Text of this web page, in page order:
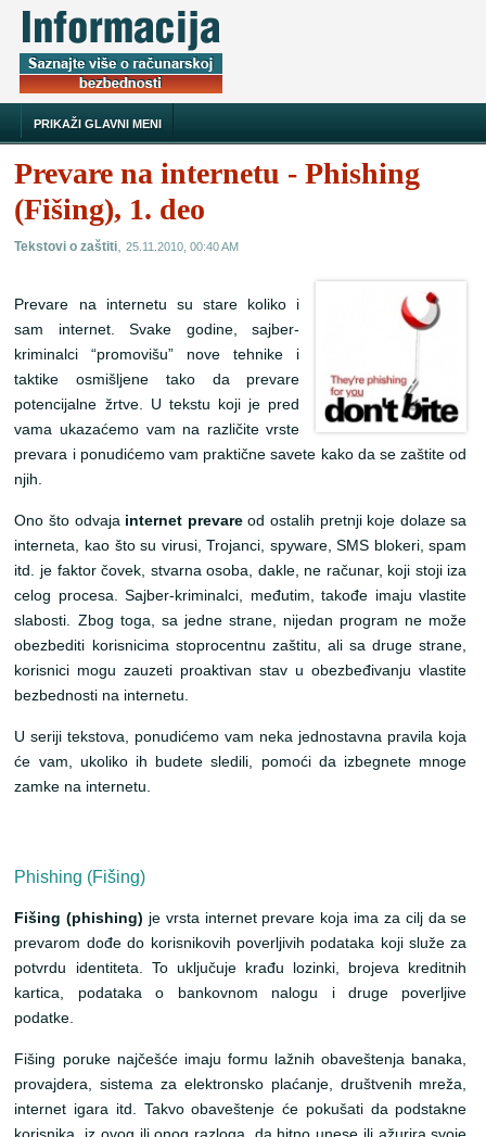
PRIKAŽI GLAVNI MENI
Prevare na internetu - Phishing
(Fišing), 1. deo
Tekstovi o zaštiti,25.11.2010, 00:40 AM
Prevare na internetu su stare koliko i
sam internet. Svake godine, sajber-
kriminalci “promovišu” nove tehnike i
taktike osmišljene tako da prevare
potencijalne žrtve. U tekstu koji je pred
vama ukazaćemo vam na različite vrste
prevara i ponudićemo vam praktične savete kako da se zaštite od
njih.
Ono što odvaja internet prevareod ostalih pretnji koje dolaze sa
interneta, kao što su virusi, Trojanci, spyware, SMS blokeri, spam
itd. je faktor čovek, stvarna osoba, dakle, ne računar, koji stoji iza
celog procesa. Sajber-kriminalci, međutim, takođe imaju vlastite
slabosti. Zbog toga, sa jedne strane, nijedan program ne može
obezbediti korisnicima stoprocentnu zaštitu, ali sa druge strane,
korisnici mogu zauzeti proaktivan stav u obezbeđivanju vlastite
bezbednosti na internetu.
U seriji tekstova, ponudićemo vam neka jednostavna pravila koja
će vam, ukoliko ih budete sledili, pomoći da izbegnete mnoge
zamke na internetu.
Phishing (Fišing)
Fišing (phishing) je vrsta internet prevare koja ima za cilj da se
prevarom dođe do korisnikovih poverljivih podataka koji služe za
potvrdu identiteta. To uključuje krađu lozinki, brojeva kreditnih
kartica, podataka o bankovnom nalogu i druge poverljive
podatke.
Fišing poruke najčešće imaju formu lažnih obaveštenja banaka,
provajdera, sistema za elektronsko plaćanje, društvenih mreža,
internet igara itd. Takvo obaveštenje će pokušati da podstakne